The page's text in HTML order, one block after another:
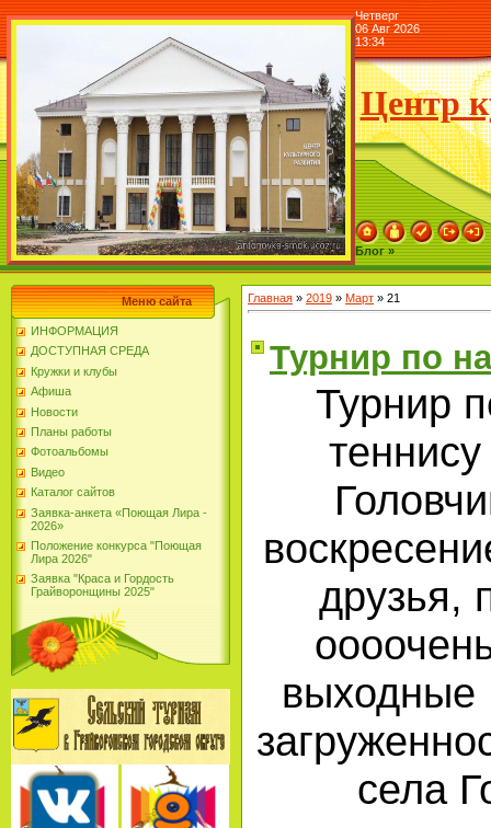
Четверг
06 Авг 2026
13:34
Центр
Блог »
Меню сайта
ИНФОРМАЦИЯ
ДОСТУПНАЯ СРЕДА
Кружки и клубы
Афиша
Новости
Планы работы
Фотоальбомы
Видео
Каталог сайтов
Заявка-анкета «Поющая Лира -
2026»
Положение конкурса "Поющая
Лира 2026"
Заявка "Краса и Гордость
Грайворонщины 2025"
Главная » 2019 » Март » 21
Турнир по
Турнир
друзья,
выходные
села